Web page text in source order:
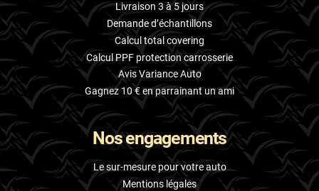
Livraison 3 à 5 jours
Demande d’échantillons
Calcul total covering
Calcul PPF protection carrosserie
Avis Variance Auto
Gagnez 10 € en parrainant un ami
Nos engagements
Le sur-mesure pour votre auto
Mentions légales